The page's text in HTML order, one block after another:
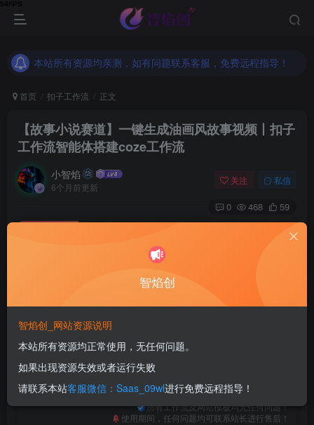
本站所有资源均亲测，如有问题联系客服，免费远程指导！
本站所有资源均亲测，如有问题联系客服，免费远程指导！
首页 扣子工作流 正文
【故事小说赛道】一键生成油画风故事视频丨扣子
工作流智能体搭建coze工作流
小智焰
6个月前更新
关注 私信
0 468 59
此内容为付费资源，请付费后查看
9.9
普通合伙人免费
立即购买
您当前未登录！建议登陆后购买，可保存购买订单
一次购买，永久包更新！
购买会员，可免费下载全站资源！
所有工作流及网站模板均无任何问题！
使用期间，任何问题均可联系站长进行售后！
智焰创
智焰创_网站资源说明
本站所有资源均正常使用，无任何问题。
如果出现资源失效或者运行失败
请联系本站客服微信：Saas_09wl进行免费远程指导！